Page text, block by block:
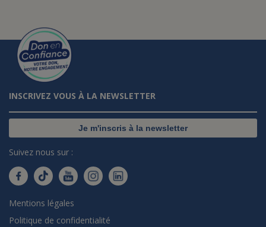
INSCRIVEZ VOUS À LA NEWSLETTER
Je m'inscris à la newsletter
Suivez nous sur :
Mentions légales
Politique de confidentialité